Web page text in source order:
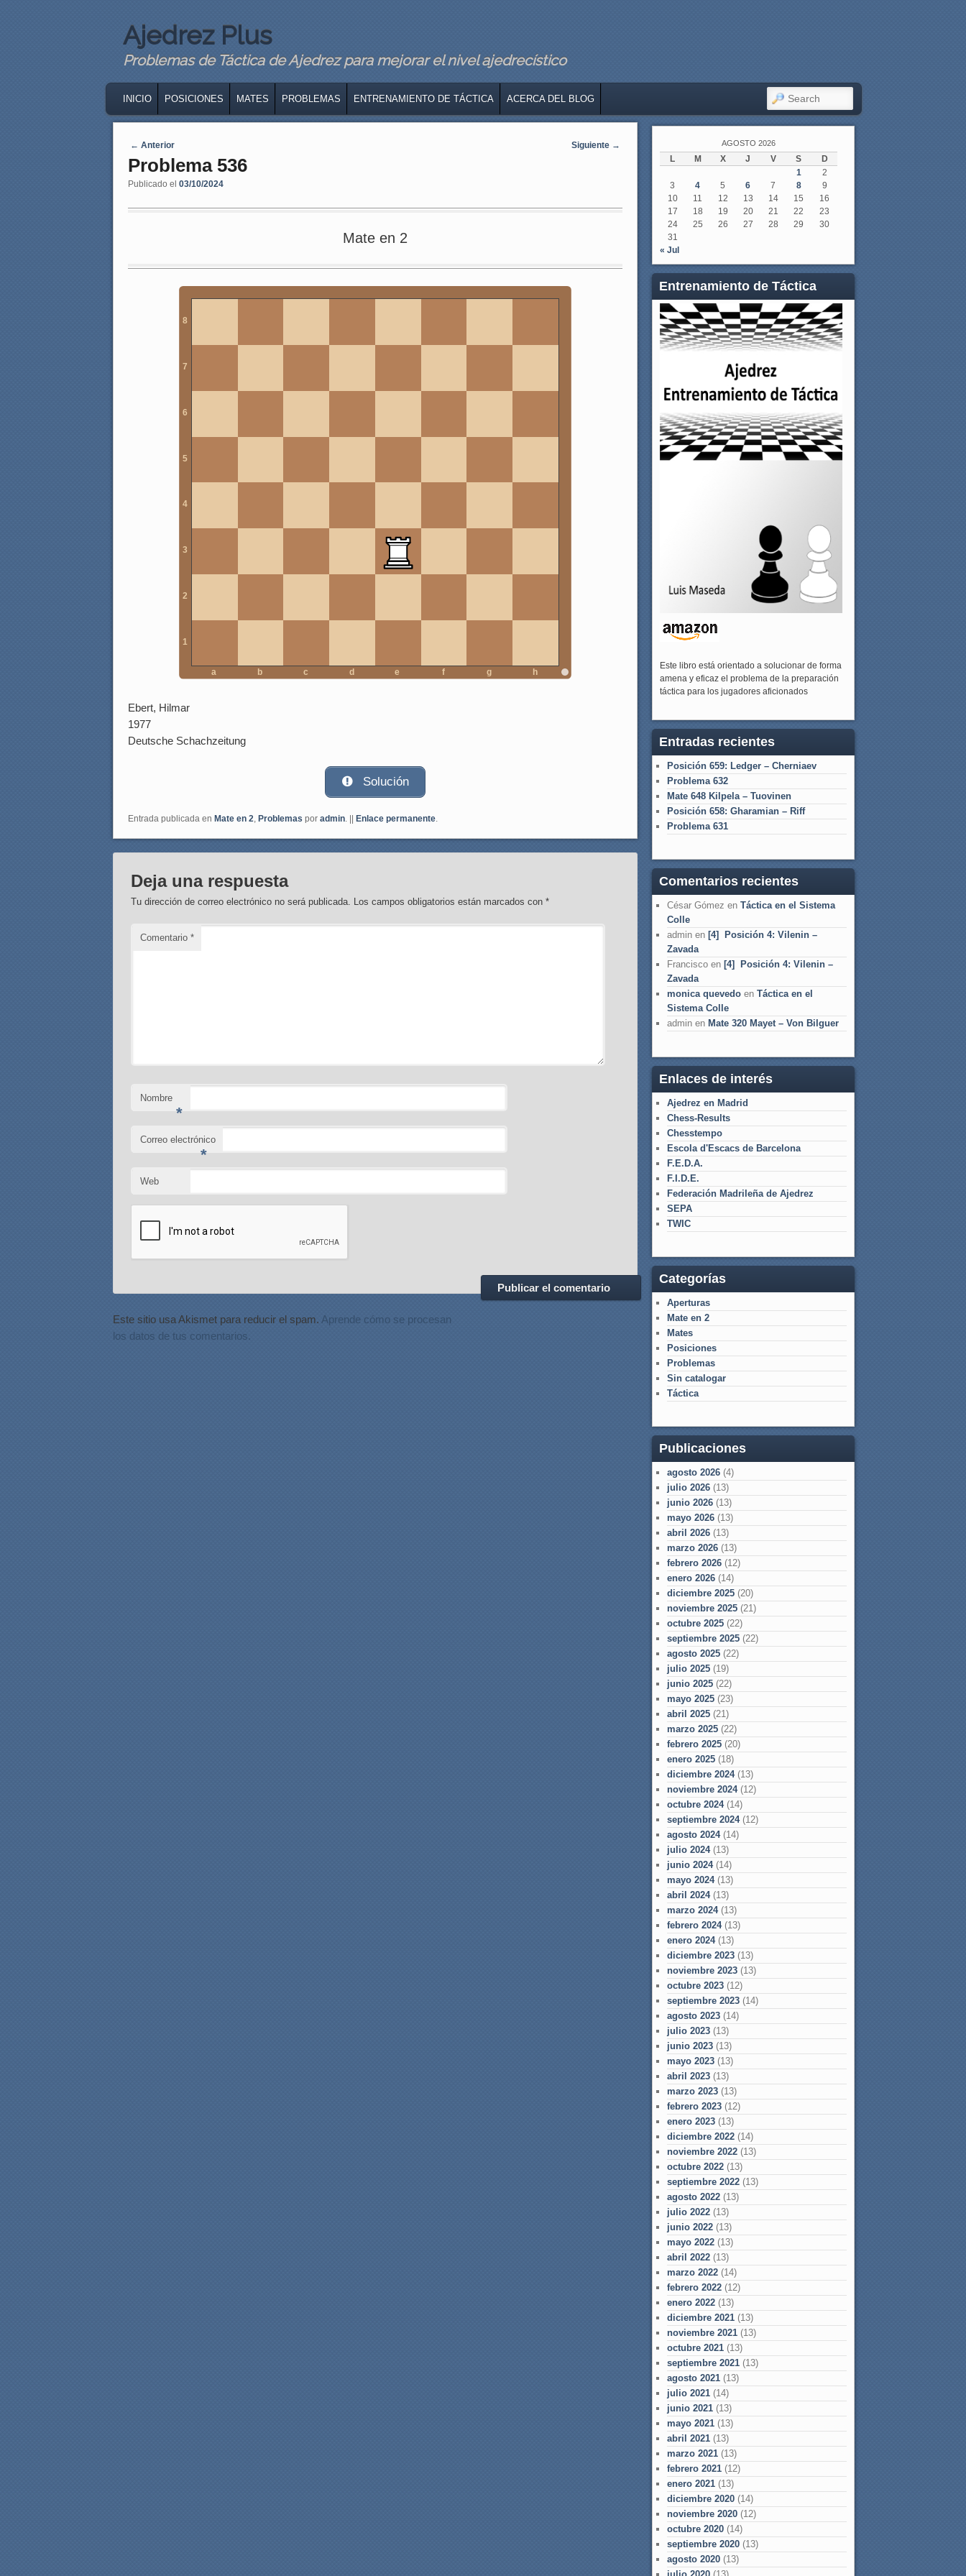
Ajedrez Plus
Problemas de Táctica de Ajedrez para mejorar el nivel ajedrecístico
SKIP TO PRIMARY CONTENT
SKIP TO SECONDARY CONTENT
INICIO POSICIONES MATES PROBLEMAS ENTRENAMIENTO DE TÁCTICA ACERCA DEL BLOG SEARCH
Navegaci�n de entradas
← Anterior Siguiente →
Problema 536
Publicado el 03/10/2024
Mate en 2
8
7
6
5
4
3
2
1
a b c d e f g h
Ebert, Hilmar
1977
Deutsche Schachzeitung
Solución
Entrada publicada en Mate en 2, Problemas por admin. || Enlace permanente.
Deja una respuesta
Tu dirección de correo electrónico no será publicada. Los campos obligatorios están marcados con*
Comentario*
Nombre
*
Correo electrónico
*
Web
Este sitio usa Akismet para reducir el spam. Aprende cómo se procesan
los datos de tus comentarios.
AGOSTO 2026
L M X J V S
D
1
2
3
4 5 6 7 8
9
10
11 12 13 14 15
16
17
18 19 20 21 22
23
24
25 26 27 28 29
30
31
« Jul
Entrenamiento de Táctica
Este libro está orientado a solucionar de forma
amena y eficaz el problema de la preparación
táctica para los jugadores aficionados
Entradas recientes
Posición 659: Ledger – Cherniaev
Problema 632
Mate 648 Kilpela – Tuovinen
Posición 658: Gharamian – Riff
Problema 631
Comentarios recientes
César Gómez en Táctica en el Sistema
Colle
admin en [4] Posición 4: Vilenin –
Zavada
Francisco en [4] Posición 4: Vilenin –
Zavada
monica quevedo en Táctica en el
Sistema Colle
admin en Mate 320 Mayet – Von Bilguer
Enlaces de interés
Ajedrez en Madrid
Chess-Results
Chesstempo
Escola d'Escacs de Barcelona
F.E.D.A.
F.I.D.E.
Federación Madrileña de Ajedrez
SEPA
TWIC
Categorías
Aperturas
Mate en 2
Mates
Posiciones
Problemas
Sin catalogar
Táctica
Publicaciones
agosto 2026 (4)
julio 2026 (13)
junio 2026 (13)
mayo 2026 (13)
abril 2026 (13)
marzo 2026 (13)
febrero 2026 (12)
enero 2026 (14)
diciembre 2025 (20)
noviembre 2025 (21)
octubre 2025 (22)
septiembre 2025 (22)
agosto 2025 (22)
julio 2025 (19)
junio 2025 (22)
mayo 2025 (23)
abril 2025 (21)
marzo 2025 (22)
febrero 2025 (20)
enero 2025 (18)
diciembre 2024(13)
noviembre 2024(12)
octubre 2024(14)
septiembre 2024(12)
agosto 2024(14)
julio 2024(13)
junio 2024(14)
mayo 2024(13)
abril 2024(13)
marzo 2024(13)
febrero 2024(13)
enero 2024(13)
diciembre 2023 (13)
noviembre 2023 (13)
octubre 2023 (12)
septiembre 2023 (14)
agosto 2023 (14)
julio 2023 (13)
junio 2023 (13)
mayo 2023 (13)
abril 2023 (13)
marzo 2023 (13)
febrero 2023 (12)
enero 2023 (13)
diciembre 2022 (14)
noviembre 2022 (13)
octubre 2022 (13)
septiembre 2022 (13)
agosto 2022 (13)
julio 2022 (13)
junio 2022 (13)
mayo 2022 (13)
abril 2022 (13)
marzo 2022 (14)
febrero 2022 (12)
enero 2022 (13)
diciembre 2021 (13)
noviembre 2021 (13)
octubre 2021 (13)
septiembre 2021 (13)
agosto 2021 (13)
julio 2021 (14)
junio 2021 (13)
mayo 2021 (13)
abril 2021 (13)
marzo 2021 (13)
febrero 2021 (12)
enero 2021 (13)
diciembre 2020 (14)
noviembre 2020 (12)
octubre 2020 (14)
septiembre 2020 (13)
agosto 2020 (13)